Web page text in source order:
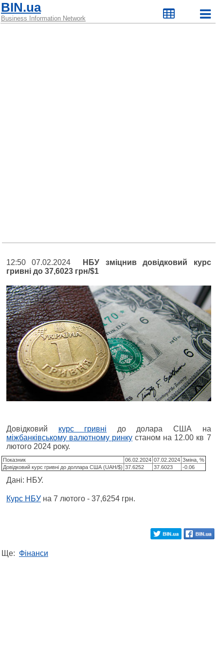
BIN.ua
Business Information Network
12:50 07.02.2024
НБУ зміцнив довідковий курс
гривні до 37,6023 грн/$1
Довідковий курс гривні до долара США на
міжбанківському валютному ринку станом на 12.00 кв 7
лютого 2024 року.
Показник 06.02.2024 07.02.2024 Зміна, %
Довідковий курс гривні до доллара США (UAH/$) 37.6252 37.6023 -0.06
Дані: НБУ.
Курс НБУ на 7 лютого - 37,6254 грн.
Ще: Фінанси